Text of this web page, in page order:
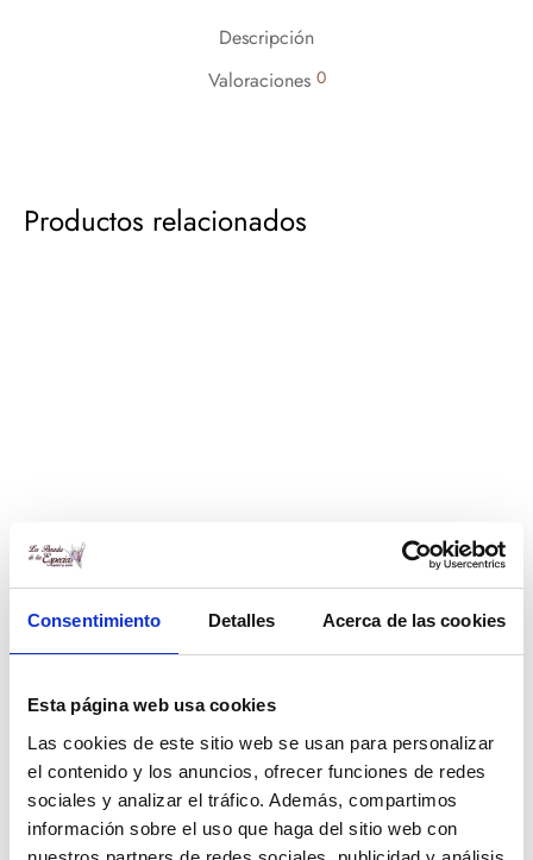
Consentimiento Detalles Acerca de las cookies
Esta página web usa cookies
Las cookies de este sitio web se usan para personalizar
el contenido y los anuncios, ofrecer funciones de redes
sociales y analizar el tráfico. Además, compartimos
información sobre el uso que haga del sitio web con
Descripción
Valoraciones 0
Productos relacionados
Sazonador de pollo
Rango
de
desde
1,00 €
hasta
20,00 €
Tarro de Trufa 10 g